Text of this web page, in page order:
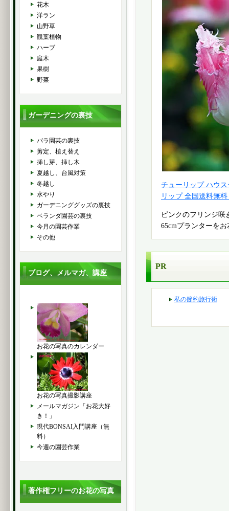
チューリップ ハウ
リップ 全国送料無
ピンクのフリンジ咲
65cmプランターを
PR
私の節約旅行術
花木
洋ラン
山野草
観葉植物
ハーブ
庭木
果樹
野菜
ガーデニングの裏技
バラ園芸の裏技
剪定、植え替え
挿し芽、挿し木
夏越し、台風対策
冬越し
水やり
ガーデニンググッズの裏技
ベランダ園芸の裏技
今月の園芸作業
その他
ブログ、メルマガ、講座
お花の写真のカレンダー
お花の写真撮影講座
メールマガジン「お花大好
き！」
現代BONSAI入門講座（無
料）
今週の園芸作業
著作権フリーのお花の写真